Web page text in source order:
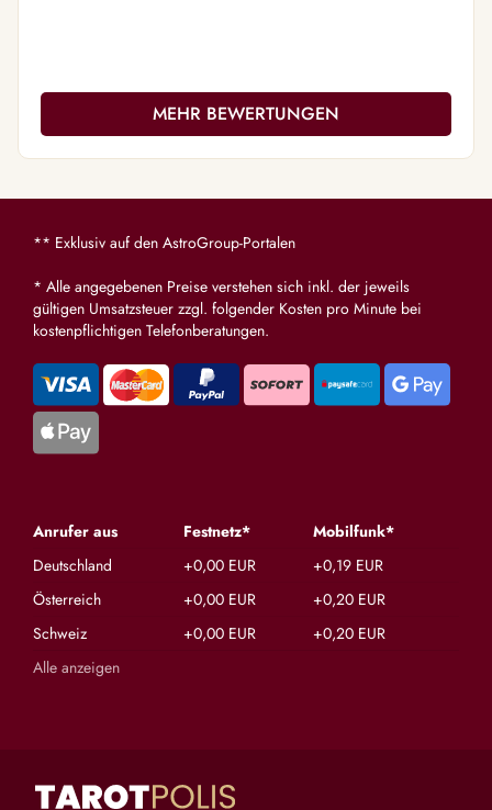
Am
dir
MEHR BEWERTUNGEN
** Exklusiv auf den AstroGroup-Portalen
* Alle angegebenen Preise verstehen sich inkl. der jeweils
gültigen Umsatzsteuer zzgl. folgender Kosten pro Minute bei
kostenpflichtigen Telefonberatungen.
Anrufer aus Festnetz*
Mobilfunk*
Deutschland
+0,00 EUR
+0,19 EUR
Österreich
+0,00 EUR
+0,20 EUR
Schweiz
+0,00 EUR
+0,20 EUR
Alle anzeigen